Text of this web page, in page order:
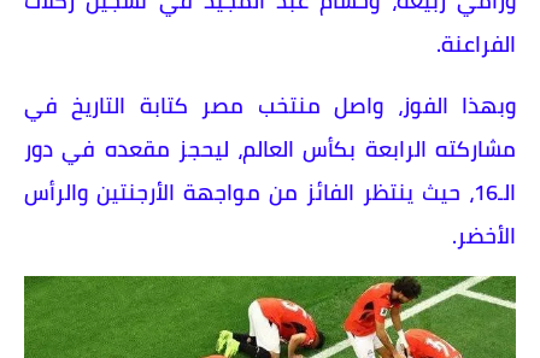
الفراعنة.
وبهذا الفوز، واصل منتخب مصر كتابة التاريخ في
مشاركته الرابعة بكأس العالم، ليحجز مقعده في دور
الـ16، حيث ينتظر الفائز من مواجهة الأرجنتين والرأس
الأخضر.